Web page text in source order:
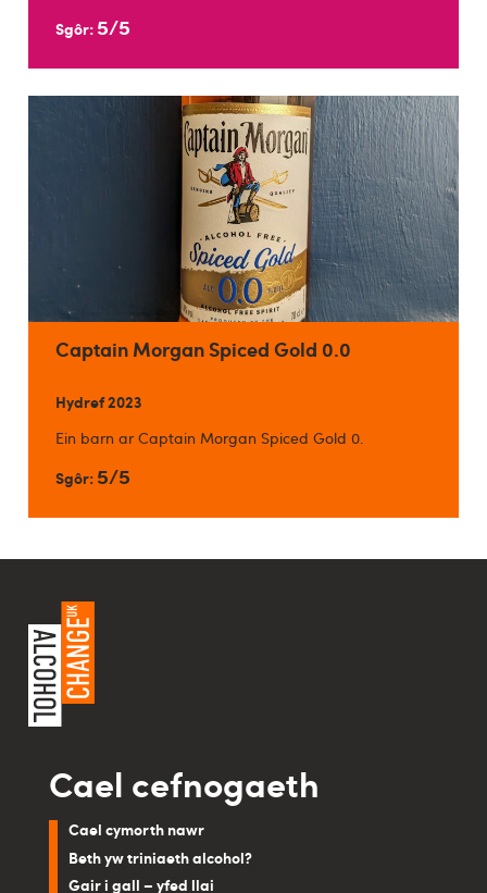
Sgôr: 5/5
Captain Morgan Spiced Gold 0.0
Hydref 2023
Ein barn ar Captain Morgan Spiced Gold 0.
Sgôr: 5/5
Cael cefnogaeth
Cael cymorth nawr
Beth yw triniaeth alcohol?
Gair i gall – yfed llai